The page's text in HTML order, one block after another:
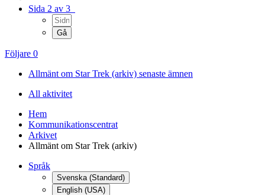
Sida 2 av 3
Följare 0
Allmänt om Star Trek (arkiv) senaste ämnen
All aktivitet
Hem
Kommunikationscentrat
Arkivet
Allmänt om Star Trek (arkiv)
Språk
Svenska (Standard)
English (USA)